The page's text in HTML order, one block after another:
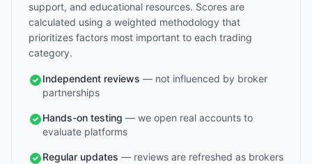
support, and educational resources. Scores are
calculated using a weighted methodology that
prioritizes factors most important to each trading
category.
Independent reviews — not influenced by broker
partnerships
Hands-on testing — we open real accounts to
evaluate platforms
Regular updates — reviews are refreshed as brokers